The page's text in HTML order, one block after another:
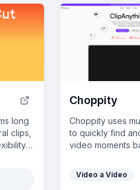
long
clips,
Choppity
Choppity uses
to quickly find
video moments
enhancing
Vídeo a Vídeo